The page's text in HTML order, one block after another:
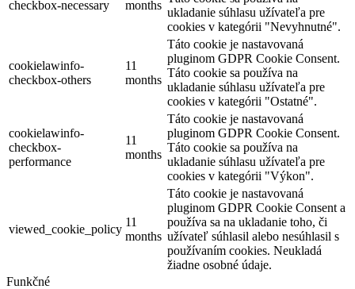
checkbox-necessary
months
ukladanie súhlasu užívateľa pre
cookies v kategórii "Nevyhnutné".
cookielawinfo-
checkbox-others
11
months
Táto cookie je nastavovaná
pluginom GDPR Cookie Consent.
Táto cookie sa používa na
ukladanie súhlasu užívateľa pre
cookies v kategórii "Ostatné".
cookielawinfo-
checkbox-
performance
11
months
Táto cookie je nastavovaná
pluginom GDPR Cookie Consent.
Táto cookie sa používa na
ukladanie súhlasu užívateľa pre
cookies v kategórii "Výkon".
viewed_cookie_policy
11
months
Táto cookie je nastavovaná
pluginom GDPR Cookie Consent a
používa sa na ukladanie toho, či
užívateľ súhlasil alebo nesúhlasil s
používaním cookies. Neukladá
žiadne osobné údaje.
Funkčné